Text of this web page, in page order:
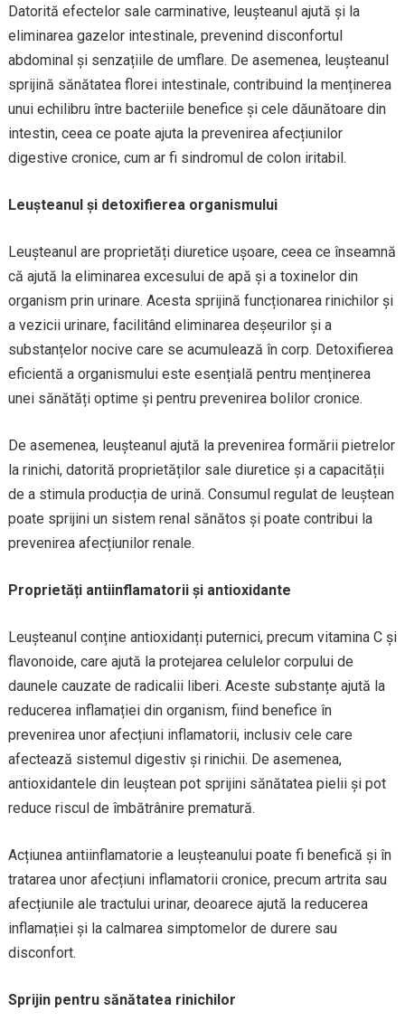
Datorită efectelor sale carminative, leușteanul ajută și la
eliminarea gazelor intestinale, prevenind disconfortul
abdominal și senzațiile de umflare. De asemenea, leușteanul
sprijină sănătatea florei intestinale, contribuind la menținerea
unui echilibru între bacteriile benefice și cele dăunătoare din
intestin, ceea ce poate ajuta la prevenirea afecțiunilor
digestive cronice, cum ar fi sindromul de colon iritabil.
Leușteanul și detoxifierea organismului
Leușteanul are proprietăți diuretice ușoare, ceea ce înseamnă
că ajută la eliminarea excesului de apă și a toxinelor din
organism prin urinare. Acesta sprijină funcționarea rinichilor și
a vezicii urinare, facilitând eliminarea deșeurilor și a
substanțelor nocive care se acumulează în corp. Detoxifierea
eficientă a organismului este esențială pentru menținerea
unei sănătăți optime și pentru prevenirea bolilor cronice.
De asemenea, leușteanul ajută la prevenirea formării pietrelor
la rinichi, datorită proprietăților sale diuretice și a capacității
de a stimula producția de urină. Consumul regulat de leuștean
poate sprijini un sistem renal sănătos și poate contribui la
prevenirea afecțiunilor renale.
Proprietăți antiinflamatorii și antioxidante
Leușteanul conține antioxidanți puternici, precum vitamina C și
flavonoide, care ajută la protejarea celulelor corpului de
daunele cauzate de radicalii liberi. Aceste substanțe ajută la
reducerea inflamației din organism, fiind benefice în
prevenirea unor afecțiuni inflamatorii, inclusiv cele care
afectează sistemul digestiv și rinichii. De asemenea,
antioxidantele din leuștean pot sprijini sănătatea pielii și pot
reduce riscul de îmbătrânire prematură.
Acțiunea antiinflamatorie a leușteanului poate fi benefică și în
tratarea unor afecțiuni inflamatorii cronice, precum artrita sau
afecțiunile ale tractului urinar, deoarece ajută la reducerea
inflamației și la calmarea simptomelor de durere sau
disconfort.
Sprijin pentru sănătatea rinichilor